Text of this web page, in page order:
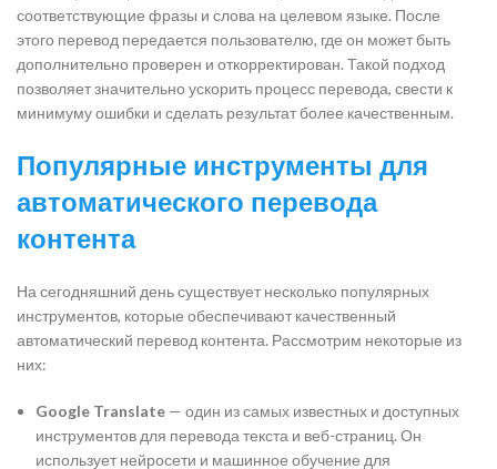
соответствующие фразы и слова на целевом языке. После
этого перевод передается пользователю, где он может быть
дополнительно проверен и откорректирован. Такой подход
позволяет значительно ускорить процесс перевода, свести к
минимуму ошибки и сделать результат более качественным.
Популярные инструменты для
автоматического перевода
контента
На сегодняшний день существует несколько популярных
инструментов, которые обеспечивают качественный
автоматический перевод контента. Рассмотрим некоторые из
них:
Google Translate — один из самых известных и доступных
инструментов для перевода текста и веб-страниц. Он
использует нейросети и машинное обучение для